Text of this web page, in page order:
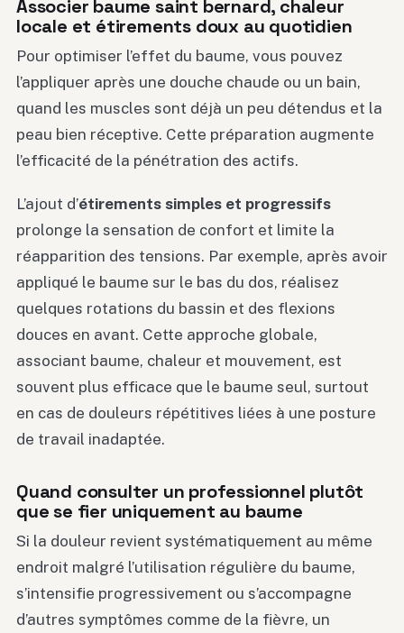
Associer baume saint bernard, chaleur
locale et étirements doux au quotidien
Pour optimiser l’effet du baume, vous pouvez
l’appliquer après une douche chaude ou un bain,
quand les muscles sont déjà un peu détendus et la
peau bien réceptive. Cette préparation augmente
l’efficacité de la pénétration des actifs.
L’ajout d’étirements simples et progressifs
prolonge la sensation de confort et limite la
réapparition des tensions. Par exemple, après avoir
appliqué le baume sur le bas du dos, réalisez
quelques rotations du bassin et des flexions
douces en avant. Cette approche globale,
associant baume, chaleur et mouvement, est
souvent plus efficace que le baume seul, surtout
en cas de douleurs répétitives liées à une posture
de travail inadaptée.
Quand consulter un professionnel plutôt
que se fier uniquement au baume
Si la douleur revient systématiquement au même
endroit malgré l’utilisation régulière du baume,
s’intensifie progressivement ou s’accompagne
d’autres symptômes comme de la fièvre, un